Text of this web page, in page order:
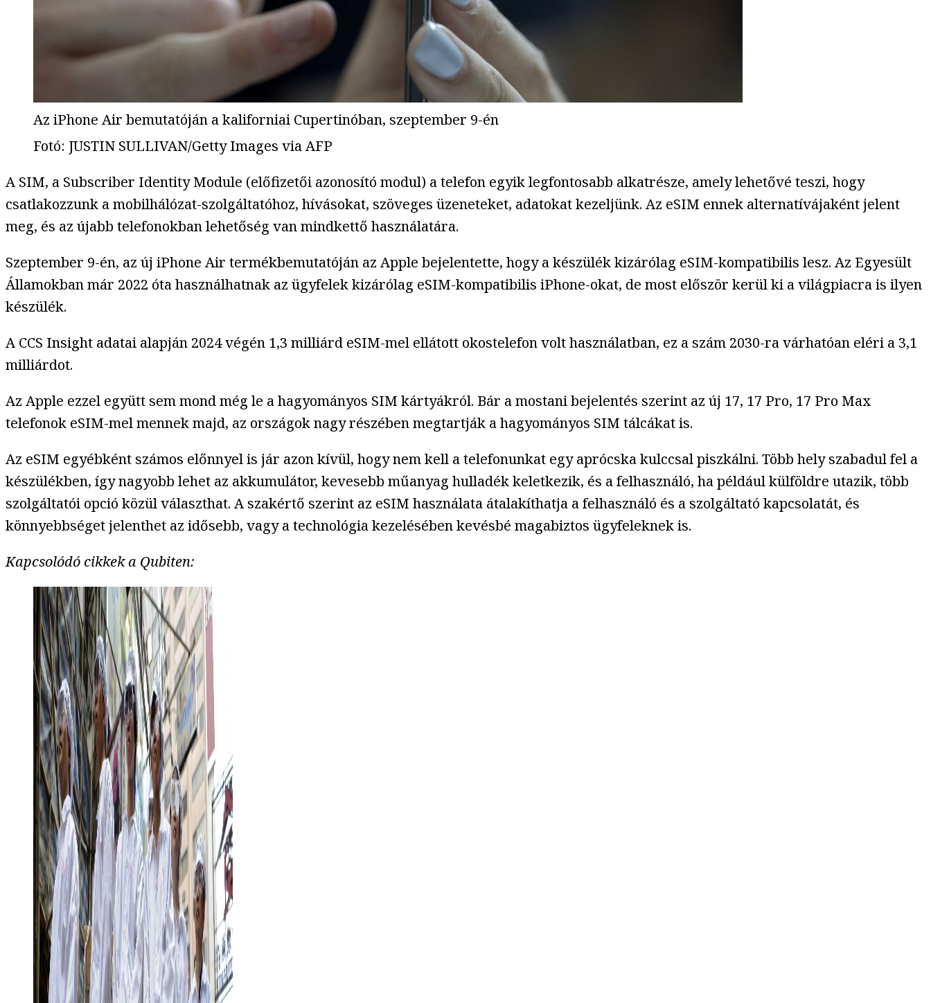
Az iPhone Air bemutatóján a kaliforniai Cupertinóban, szeptember 9-én
Fotó: JUSTIN SULLIVAN/Getty Images via AFP
A SIM, a Subscriber Identity Module (előfizetői azonosító modul) a telefon egyik legfontosabb alkatrésze, amely lehetővé teszi, hogy
csatlakozzunk a mobilhálózat-szolgáltatóhoz, hívásokat, szöveges üzeneteket, adatokat kezeljünk. Az eSIM ennek alternatívájaként jelent
meg, és az újabb telefonokban lehetőség van mindkettő használatára.
Szeptember 9-én, az új iPhone Air termékbemutatóján az Apple bejelentette, hogy a készülék kizárólag eSIM-kompatibilis lesz. Az Egyesült
Államokban már 2022 óta használhatnak az ügyfelek kizárólag eSIM-kompatibilis iPhone-okat, de most először kerül ki a világpiacra is ilyen
készülék.
A CCS Insight adatai alapján 2024 végén 1,3 milliárd eSIM-mel ellátott okostelefon volt használatban, ez a szám 2030-ra várhatóan eléri a 3,1
milliárdot.
Az Apple ezzel együtt sem mond még le a hagyományos SIM kártyákról. Bár a mostani bejelentés szerint az új 17, 17 Pro, 17 Pro Max
telefonok eSIM-mel mennek majd, az országok nagy részében megtartják a hagyományos SIM tálcákat is.
Az eSIM egyébként számos előnnyel is jár azon kívül, hogy nem kell a telefonunkat egy aprócska kulccsal piszkálni. Több hely szabadul fel a
készülékben, így nagyobb lehet az akkumulátor, kevesebb műanyag hulladék keletkezik, és a felhasználó, ha például külföldre utazik, több
szolgáltatói opció közül választhat. A szakértő szerint az eSIM használata átalakíthatja a felhasználó és a szolgáltató kapcsolatát, és
könnyebbséget jelenthet az idősebb, vagy a technológia kezelésében kevésbé magabiztos ügyfeleknek is.
Kapcsolódó cikkek a Qubiten: